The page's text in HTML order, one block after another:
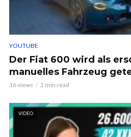
YOUTUBE
Der Fiat 600 wird als
manuelles Fahrzeug
16 views 2 min read
VIDEO